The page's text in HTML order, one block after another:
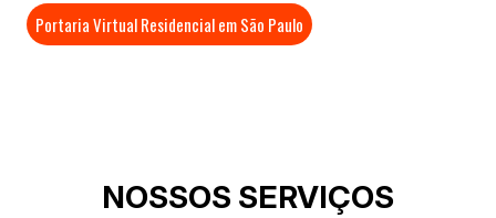
Portaria Virtual Residencial em São Paulo
NOSSOS SERVIÇOS